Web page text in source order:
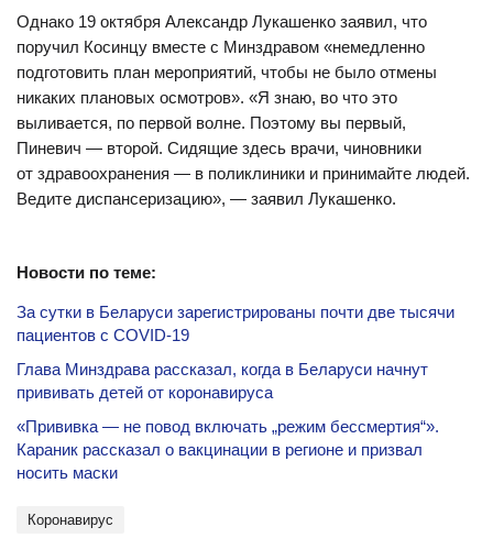
Однако 19 октября Александр Лукашенко заявил, что
поручил Косинцу вместе с Минздравом «немедленно
подготовить план мероприятий, чтобы не было отмены
никаких плановых осмотров». «Я знаю, во что это
выливается, по первой волне. Поэтому вы первый,
Пиневич — второй. Сидящие здесь врачи, чиновники
от здравоохранения — в поликлиники и принимайте людей.
Ведите диспансеризацию», — заявил Лукашенко.
Новости по теме:
За сутки в Беларуси зарегистрированы почти две тысячи
пациентов с COVID-19
Глава Минздрава рассказал, когда в Беларуси начнут
прививать детей от коронавируса
«Прививка — не повод включать „режим бессмертия“».
Караник рассказал о вакцинации в регионе и призвал
носить маски
Коронавирус